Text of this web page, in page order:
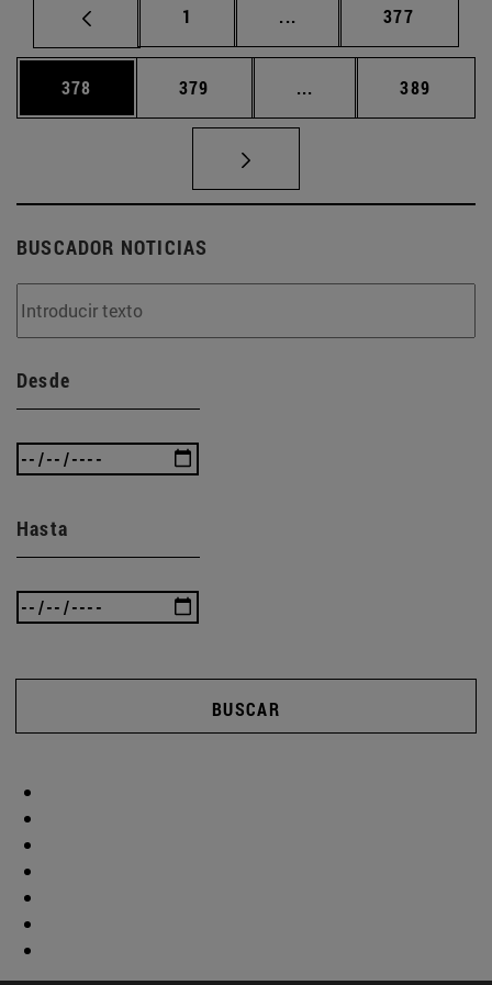
Página
1 ... Páginas intermedias
Página
377
Página
378 Página
379 ... Páginas intermedias
Página
389
BUSCADOR NOTICIAS
Desde
Hasta
BUSCAR